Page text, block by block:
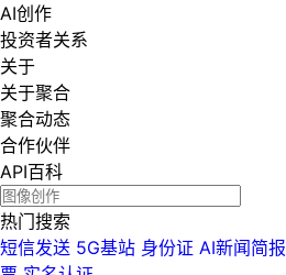
AI创作
投资者关系
关于
关于聚合
聚合动态
合作伙伴
API百科
热门搜索
短信发送 5G基站 身份证 AI新闻简报